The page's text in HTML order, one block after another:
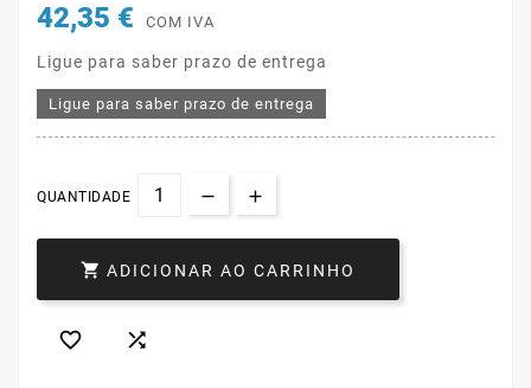
42,35 € COM IVA
Ligue para saber prazo de entrega
Ligue para saber prazo de entrega
QUANTIDADE
 ADICIONAR AO CARRINHO
 